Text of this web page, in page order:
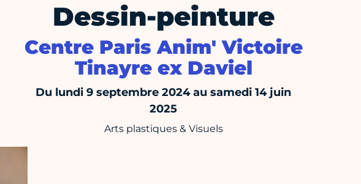
Dessin-peinture
Centre Paris Anim' Victoire
Tinayre ex Daviel
Du lundi 9 septembre 2024 au samedi 14 juin
2025
Arts plastiques & Visuels